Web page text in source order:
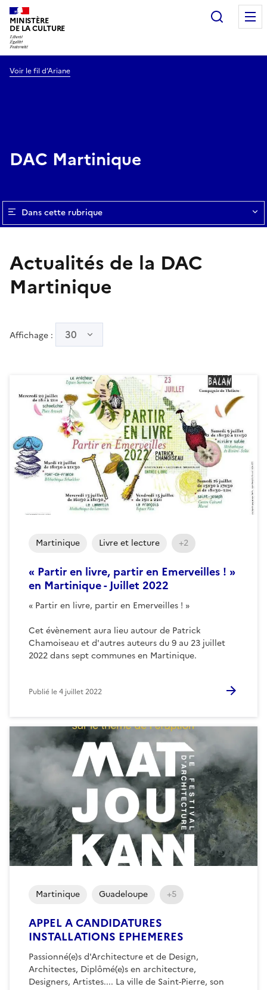
MINISTÈRE
DE LA CULTURE
Voir le fil d’Ariane
DAC Martinique
Dans cette rubrique
Actualités de la DAC
Martinique
Affichage : 30
« Partir en livre, partir en Emerveilles ! »
en Martinique - Juillet 2022
« Partir en livre, partir en Emerveilles ! »
Cet évènement aura lieu autour de Patrick
Chamoiseau et d'autres auteurs du 9 au 23 juillet
2022 dans sept communes en Martinique.
Martinique Livre et lecture +2
Publié le4 juillet 2022
APPEL A CANDIDATURES
INSTALLATIONS EPHEMERES
Passionné(e)s d'Architecture et de Design,
Architectes, Diplômé(e)s en architecture,
Designers, Artistes.... La ville de Saint-Pierre, son
Martinique Guadeloupe +5